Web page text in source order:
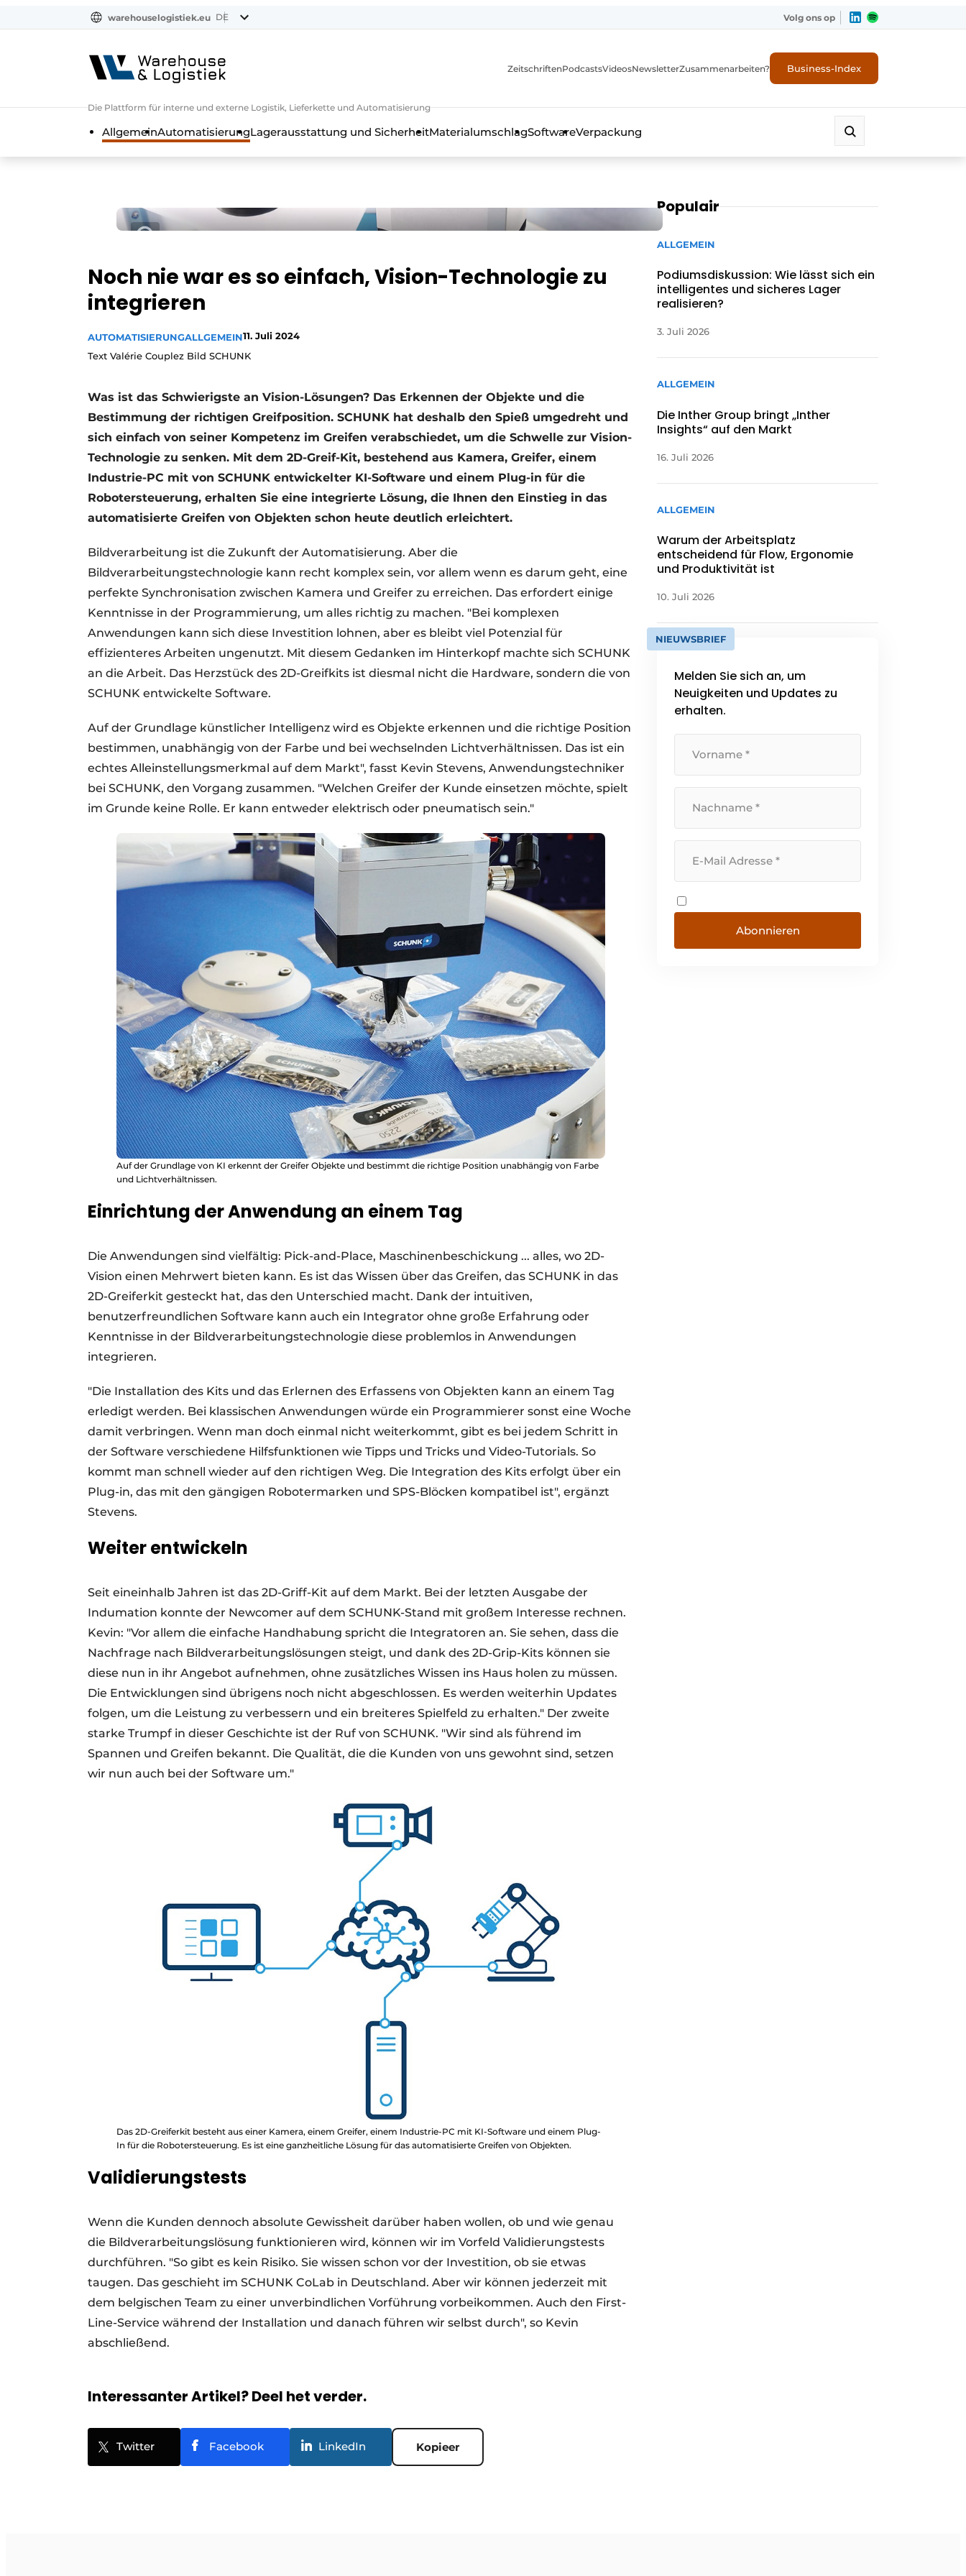
warehouselogistiek.eu DE Volg ons op
Die Plattform für interne und externe Logistik, Lieferkette und Automatisierung
ZeitschriftenPodcastsVideosNewsletterZusammenarbeiten? Business-Index
AllgemeinAutomatisierungLagerausstattung und SicherheitMaterialumschlagSoftwareVerpackung
Noch nie war es so einfach, Vision-Technologie zu
integrieren
AUTOMATISIERUNGALLGEMEIN11. Juli 2024
Text Valérie Couplez Bild SCHUNK
Was ist das Schwierigste an Vision-Lösungen? Das Erkennen der Objekte und die
Bestimmung der richtigen Greifposition. SCHUNK hat deshalb den Spieß umgedreht und
sich einfach von seiner Kompetenz im Greifen verabschiedet, um die Schwelle zur Vision-
Technologie zu senken. Mit dem 2D-Greif-Kit, bestehend aus Kamera, Greifer, einem
Industrie-PC mit von SCHUNK entwickelter KI-Software und einem Plug-in für die
Robotersteuerung, erhalten Sie eine integrierte Lösung, die Ihnen den Einstieg in das
automatisierte Greifen von Objekten schon heute deutlich erleichtert.
Bildverarbeitung ist die Zukunft der Automatisierung. Aber die
Bildverarbeitungstechnologie kann recht komplex sein, vor allem wenn es darum geht, eine
perfekte Synchronisation zwischen Kamera und Greifer zu erreichen. Das erfordert einige
Kenntnisse in der Programmierung, um alles richtig zu machen. "Bei komplexen
Anwendungen kann sich diese Investition lohnen, aber es bleibt viel Potenzial für
effizienteres Arbeiten ungenutzt. Mit diesem Gedanken im Hinterkopf machte sich SCHUNK
an die Arbeit. Das Herzstück des 2D-Greifkits ist diesmal nicht die Hardware, sondern die von
SCHUNK entwickelte Software.
Auf der Grundlage künstlicher Intelligenz wird es Objekte erkennen und die richtige Position
bestimmen, unabhängig von der Farbe und bei wechselnden Lichtverhältnissen. Das ist ein
echtes Alleinstellungsmerkmal auf dem Markt", fasst Kevin Stevens, Anwendungstechniker
bei SCHUNK, den Vorgang zusammen. "Welchen Greifer der Kunde einsetzen möchte, spielt
im Grunde keine Rolle. Er kann entweder elektrisch oder pneumatisch sein."
Auf der Grundlage von KI erkennt der Greifer Objekte und bestimmt die richtige Position unabhängig von Farbe
und Lichtverhältnissen.
Einrichtung der Anwendung an einem Tag
Die Anwendungen sind vielfältig: Pick-and-Place, Maschinenbeschickung ... alles, wo 2D-
Vision einen Mehrwert bieten kann. Es ist das Wissen über das Greifen, das SCHUNK in das
2D-Greiferkit gesteckt hat, das den Unterschied macht. Dank der intuitiven,
benutzerfreundlichen Software kann auch ein Integrator ohne große Erfahrung oder
Kenntnisse in der Bildverarbeitungstechnologie diese problemlos in Anwendungen
integrieren.
"Die Installation des Kits und das Erlernen des Erfassens von Objekten kann an einem Tag
erledigt werden. Bei klassischen Anwendungen würde ein Programmierer sonst eine Woche
damit verbringen. Wenn man doch einmal nicht weiterkommt, gibt es bei jedem Schritt in
der Software verschiedene Hilfsfunktionen wie Tipps und Tricks und Video-Tutorials. So
kommt man schnell wieder auf den richtigen Weg. Die Integration des Kits erfolgt über ein
Plug-in, das mit den gängigen Robotermarken und SPS-Blöcken kompatibel ist", ergänzt
Stevens.
Weiter entwickeln
Seit eineinhalb Jahren ist das 2D-Griff-Kit auf dem Markt. Bei der letzten Ausgabe der
Indumation konnte der Newcomer auf dem SCHUNK-Stand mit großem Interesse rechnen.
Kevin: "Vor allem die einfache Handhabung spricht die Integratoren an. Sie sehen, dass die
Nachfrage nach Bildverarbeitungslösungen steigt, und dank des 2D-Grip-Kits können sie
diese nun in ihr Angebot aufnehmen, ohne zusätzliches Wissen ins Haus holen zu müssen.
Die Entwicklungen sind übrigens noch nicht abgeschlossen. Es werden weiterhin Updates
folgen, um die Leistung zu verbessern und ein breiteres Spielfeld zu erhalten." Der zweite
starke Trumpf in dieser Geschichte ist der Ruf von SCHUNK. "Wir sind als führend im
Spannen und Greifen bekannt. Die Qualität, die die Kunden von uns gewohnt sind, setzen
wir nun auch bei der Software um."
Das 2D-Greiferkit besteht aus einer Kamera, einem Greifer, einem Industrie-PC mit KI-Software und einem Plug-
In für die Robotersteuerung. Es ist eine ganzheitliche Lösung für das automatisierte Greifen von Objekten.
Validierungstests
Wenn die Kunden dennoch absolute Gewissheit darüber haben wollen, ob und wie genau
die Bildverarbeitungslösung funktionieren wird, können wir im Vorfeld Validierungstests
durchführen. "So gibt es kein Risiko. Sie wissen schon vor der Investition, ob sie etwas
taugen. Das geschieht im SCHUNK CoLab in Deutschland. Aber wir können jederzeit mit
dem belgischen Team zu einer unverbindlichen Vorführung vorbeikommen. Auch den First-
Line-Service während der Installation und danach führen wir selbst durch", so Kevin
abschließend.
Interessanter Artikel? Deel het verder.
Twitter Facebook LinkedIn Kopieer
Populair
ALLGEMEIN
Podiumsdiskussion: Wie lässt sich ein
intelligentes und sicheres Lager
realisieren?
3. Juli 2026
ALLGEMEIN
Die Inther Group bringt „Inther
Insights“ auf den Markt
16. Juli 2026
ALLGEMEIN
Warum der Arbeitsplatz
entscheidend für Flow, Ergonomie
und Produktivität ist
10. Juli 2026
NIEUWSBRIEF
Melden Sie sich an, um
Neuigkeiten und Updates zu
erhalten.
Abonnieren